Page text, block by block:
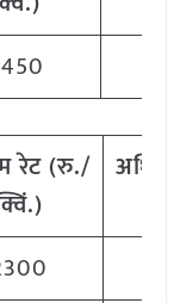
रेट (रु./
.)